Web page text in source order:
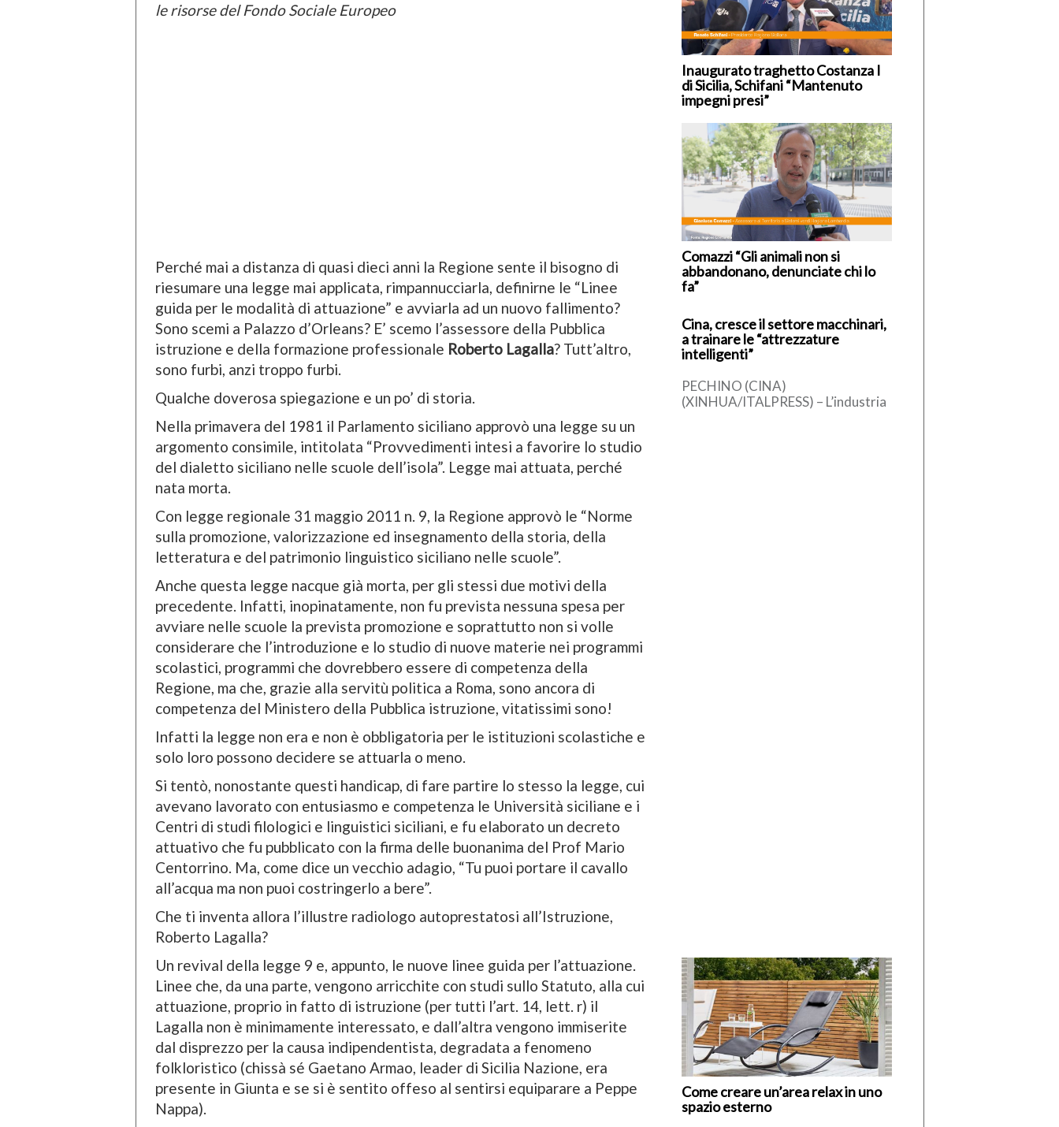
le risorse del Fondo Sociale Europeo
Perché mai a distanza di quasi dieci anni la Regione sente il bisogno di
riesumare una legge mai applicata, rimpannucciarla, definirne le “Linee
guida per le modalità di attuazione” e avviarla ad un nuovo fallimento?
Sono scemi a Palazzo d’Orleans? E’ scemo l’assessore della Pubblica
istruzione e della formazione professionale Roberto Lagalla? Tutt’altro,
sono furbi, anzi troppo furbi.
Qualche doverosa spiegazione e un po’ di storia.
Nella primavera del 1981 il Parlamento siciliano approvò una legge su un
argomento consimile, intitolata “Provvedimenti intesi a favorire lo studio
del dialetto siciliano nelle scuole dell’isola”. Legge mai attuata, perché
nata morta.
Con legge regionale 31 maggio 2011 n. 9, la Regione approvò le “Norme
sulla promozione, valorizzazione ed insegnamento della storia, della
letteratura e del patrimonio linguistico siciliano nelle scuole”.
Anche questa legge nacque già morta, per gli stessi due motivi della
precedente. Infatti, inopinatamente, non fu prevista nessuna spesa per
avviare nelle scuole la prevista promozione e soprattutto non si volle
considerare che l’introduzione e lo studio di nuove materie nei programmi
scolastici, programmi che dovrebbero essere di competenza della
Regione, ma che, grazie alla servitù politica a Roma, sono ancora di
competenza del Ministero della Pubblica istruzione, vitatissimi sono!
Infatti la legge non era e non è obbligatoria per le istituzioni scolastiche e
solo loro possono decidere se attuarla o meno.
Si tentò, nonostante questi handicap, di fare partire lo stesso la legge, cui
avevano lavorato con entusiasmo e competenza le Università siciliane e i
Centri di studi filologici e linguistici siciliani, e fu elaborato un decreto
attuativo che fu pubblicato con la firma delle buonanima del Prof Mario
Centorrino. Ma, come dice un vecchio adagio, “Tu puoi portare il cavallo
all’acqua ma non puoi costringerlo a bere”.
Che ti inventa allora l’illustre radiologo autoprestatosi all’Istruzione,
Roberto Lagalla?
Un revival della legge 9 e, appunto, le nuove linee guida per l’attuazione.
Linee che, da una parte, vengono arricchite con studi sullo Statuto, alla cui
attuazione, proprio in fatto di istruzione (per tutti l’art. 14, lett. r) il
Lagalla non è minimamente interessato, e dall’altra vengono immiserite
dal disprezzo per la causa indipendentista, degradata a fenomeno
folkloristico (chissà sé Gaetano Armao, leader di Sicilia Nazione, era
presente in Giunta e se si è sentito offeso al sentirsi equiparare a Peppe
Nappa).
Inaugurato traghetto Costanza I
di Sicilia, Schifani “Mantenuto
impegni presi”
Comazzi “Gli animali non si
abbandonano, denunciate chi lo
fa”
Cina, cresce il settore macchinari,
a trainare le “attrezzature
intelligenti”
PECHINO (CINA)
(XINHUA/ITALPRESS) – L’industria
Come creare un’area relax in uno
spazio esterno
di
I
Vespri